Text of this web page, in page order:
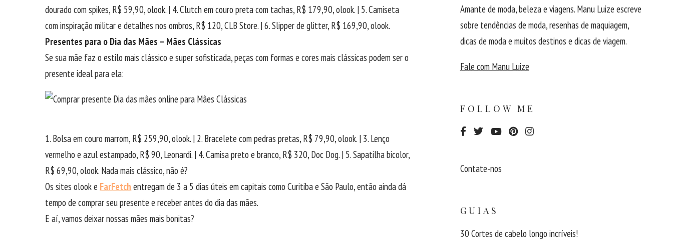
dourado com spikes, R$ 59,90, olook. | 4. Clutch em couro preta com tachas, R$ 179,90, olook. | 5. Camiseta
com inspiração militar e detalhes nos ombros, R$ 120, CLB Store. | 6. Slipper de glitter, R$ 169,90, olook.
Presentes para o Dia das Mães – Mães Clássicas
Se sua mãe faz o estilo mais clássico e super sofisticada, peças com formas e cores mais clássicas podem ser o
presente ideal para ela:
1. Bolsa em couro marrom, R$ 259,90, olook. | 2. Bracelete com pedras pretas, R$ 79,90, olook. | 3. Lenço
vermelho e azul estampado, R$ 90, Leonardi. | 4. Camisa preto e branco, R$ 320, Doc Dog. | 5. Sapatilha bicolor,
R$ 69,90, olook. Nada mais clássico, não é?
Os sites olook e FarFetch entregam de 3 a 5 dias úteis em capitais como Curitiba e São Paulo, então ainda dá
tempo de comprar seu presente e receber antes do dia das mães.
E aí, vamos deixar nossas mães mais bonitas?
Amante de moda, beleza e viagens. Manu Luize escreve
sobre tendências de moda, resenhas de maquiagem,
dicas de moda e muitos destinos e dicas de viagem.
Fale com Manu Luize
FOLLOW ME
Contate-nos
GUIAS
30 Cortes de cabelo longo incríveis!